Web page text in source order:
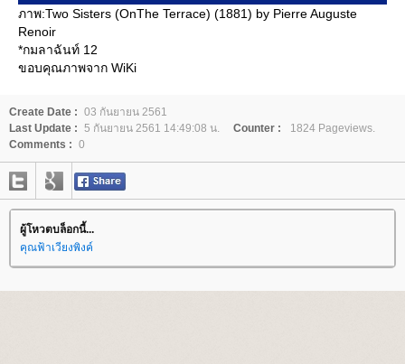
ภาพ:Two Sisters (OnThe Terrace) (1881) by Pierre Auguste
Renoir
*กมลาฉันท์ 12
ขอบคุณภาพจาก WiKi
Create Date : 03 กันยายน 2561
Last Update : 5 กันยายน 2561 14:49:08 น. Counter :
1824 Pageviews.
Comments : 0
ผู้โหวตบล็อกนี้...
คุณฟ้าเวียงพิงค์